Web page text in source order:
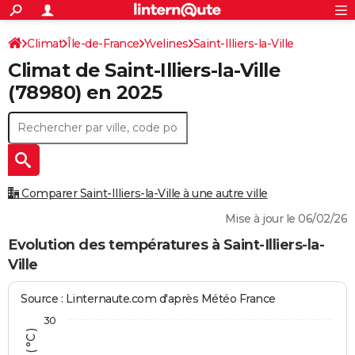
ACTUALITÉS
Politique
Société
Faits Divers
Education
Monde
Villes
+
SPORT
Coupe du monde 2026
Football
Tennis
Cyclisme
Rugby
Forum
Programme TV
TNT
Streaming
Cinéma
Sorties cinéma
Musique
+
FINANCE
Retraite
Impôts
Epargne
Immobilier
Risques naturels par ville
Banque
Assurance
Crédit
AUTO
Essais
Réserver un essai
Citadines
Berlines
SUV
Forum auto
+
HIGH-TECH
Forum
Aménagement intérieur
Extérieur
Cuisine
Salle de bains
Jardinage
Rangement
+WEEK-END
Guides de France
Escapades
Patrimoine
Expositions
Musées
Week-end nature
+
Art de vivre
Bien-être
Loisirs
Mode
Modes de vie
Alimentation
Guide de la santé
Maladies
Médicaments
Sommeil
VOYAGE
Rechercher
S'inscrire
Connexion
Climat Île-de-France Yvelines Saint-Illiers-la-Ville
Climat de Saint-Illiers-la-Ville
(78980) en 2025
Comparer Saint-Illiers-la-Ville à une autre ville
Mise à jour le 06/02/26
Evolution des températures à Saint-Illiers-la-
Ville
Source : Linternaute.com d'après Météo France
30